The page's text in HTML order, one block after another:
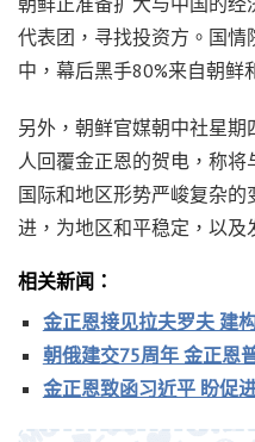
代表团，寻找投资方。国
中，幕后黑手80%来自朝鲜
另外，朝鲜官媒朝中社星
人回覆金正恩的贺电，称
国际和地区形势严峻复杂
进，为地区和平稳定，以及
相关新闻：
金正恩接见拉夫罗夫 建
朝俄建交75周年 金正恩
金正恩致函习近平 盼促